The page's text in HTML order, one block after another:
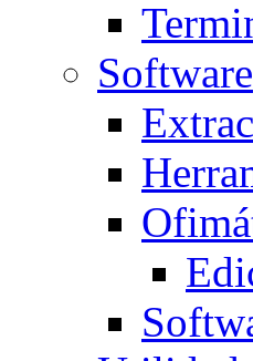
Software